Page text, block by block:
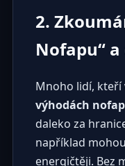
2.
Nofapu“
Mnoho lidí, kteří
výhodách
daleko za
například
energičtěji. Bez